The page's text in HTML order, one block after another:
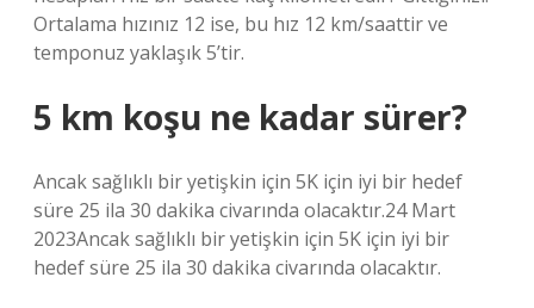
Ortalama hızınız 12 ise, bu hız 12 km/saattir ve
temponuz yaklaşık 5’tir.
5 km koşu ne kadar sürer?
Ancak sağlıklı bir yetişkin için 5K için iyi bir hedef
süre 25 ila 30 dakika civarında olacaktır.24 Mart
2023Ancak sağlıklı bir yetişkin için 5K için iyi bir
hedef süre 25 ila 30 dakika civarında olacaktır.